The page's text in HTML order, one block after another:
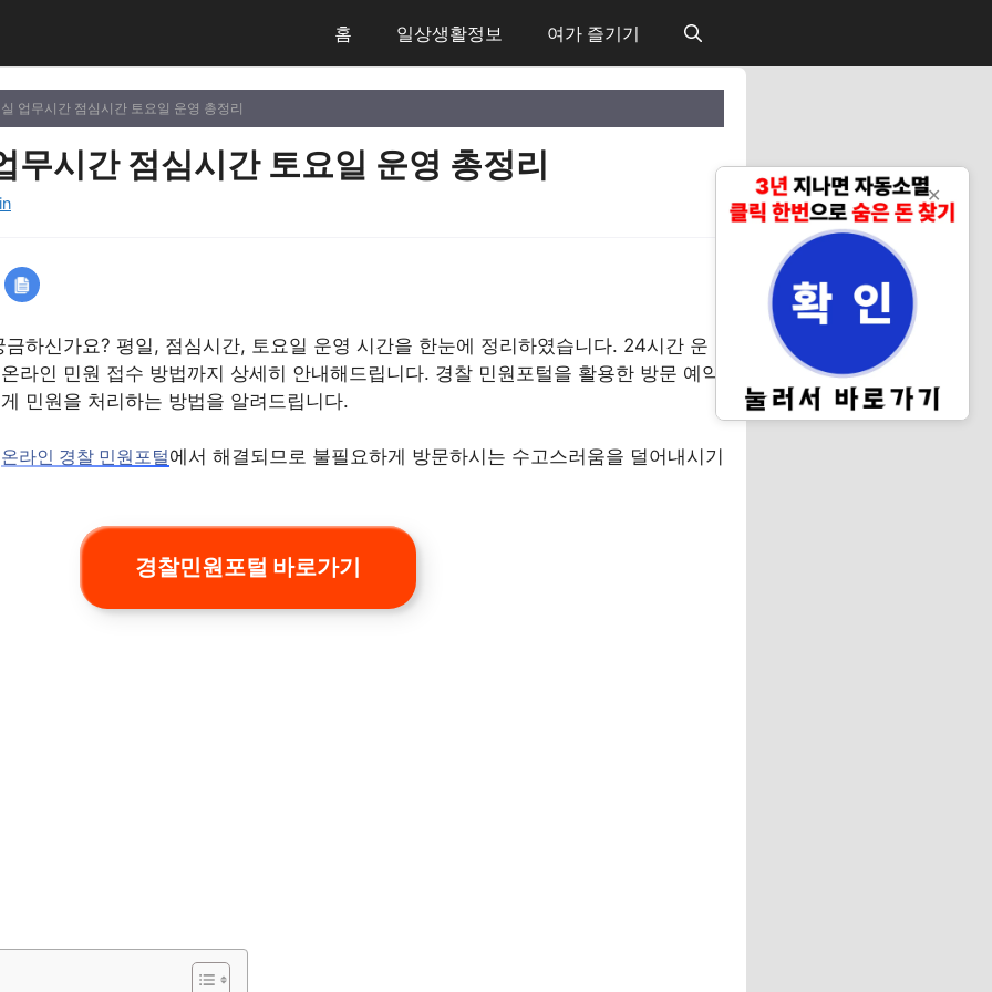
홈 일상생활정보 여가 즐기기
업무시간 점심시간 토요일 운영 총정리
무시간 점심시간 토요일 운영 총정리
하신가요? 평일, 점심시간, 토요일 운영 시간을 한눈에 정리하였습니다. 24시간 운
라인 민원 접수 방법까지 상세히 안내해드립니다. 경찰 민원포털을 활용한 방문 예약
민원을 처리하는 방법을 알려드립니다.
온라인 경찰 민원포털에서 해결되므로 불필요하게 방문하시는 수고스러움을 덜어내시기
경찰민원포털 바로가기
✕